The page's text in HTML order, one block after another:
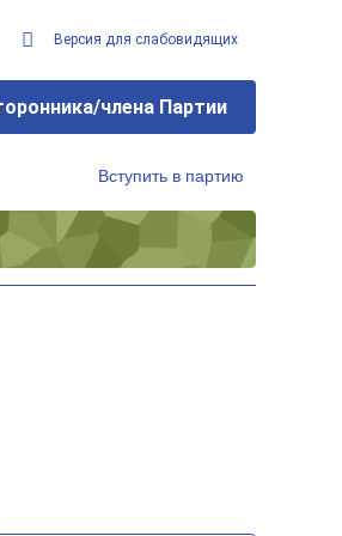
Версия для слабовидящих
члена Партии
Вступить в партию